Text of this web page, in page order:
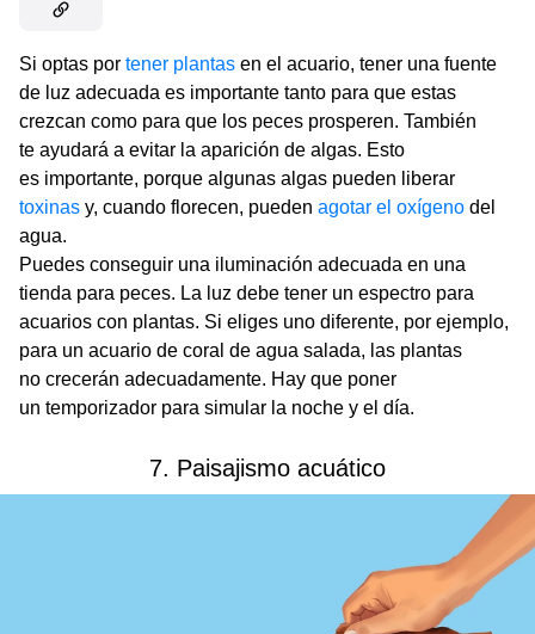
Si optas por tener plantas en el acuario, tener una fuente
de luz adecuada es importante tanto para que estas
crezcan como para que los peces prosperen. También
te ayudará a evitar la aparición de algas. Esto
es importante, porque algunas algas pueden liberar
toxinas y, cuando florecen, pueden agotar el oxígeno del
agua.
Puedes conseguir una iluminación adecuada en una
tienda para peces. La luz debe tener un espectro para
acuarios con plantas. Si eliges uno diferente, por ejemplo,
para un acuario de coral de agua salada, las plantas
no crecerán adecuadamente. Hay que poner
un temporizador para simular la noche y el día.
7. Paisajismo acuático